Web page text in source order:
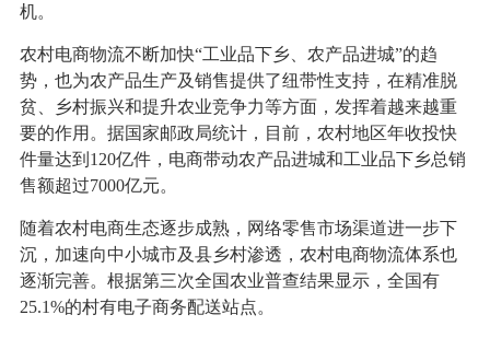
机。
农村电商物流不断加快“工业品下乡、农产品进城”的趋
势，也为农产品生产及销售提供了纽带性支持，在精准脱
贫、乡村振兴和提升农业竞争力等方面，发挥着越来越重
要的作用。据国家邮政局统计，目前，农村地区年收投快
件量达到120亿件，电商带动农产品进城和工业品下乡总销
售额超过7000亿元。
随着农村电商生态逐步成熟，网络零售市场渠道进一步下
沉，加速向中小城市及县乡村渗透，农村电商物流体系也
逐渐完善。根据第三次全国农业普查结果显示，全国有
25.1%的村有电子商务配送站点。